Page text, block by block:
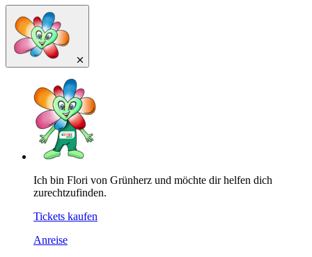
Ich bin Flori von Grünherz und möchte dir helfen dich
zurechtzufinden.
Tickets kaufen
Anreise